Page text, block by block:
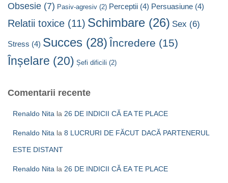
Obsesie (7) Pasiv-agresiv (2) Perceptii (4) Persuasiune (4)
Relatii toxice (11) Schimbare (26) Sex (6)
Stress (4) Succes (28) Încredere (15)
Înșelare (20) Șefi dificili (2)
Comentarii recente
Renaldo Nita la 26 DE INDICII CĂ EA TE PLACE
Renaldo Nita la 8 LUCRURI DE FĂCUT DACĂ PARTENERUL
ESTE DISTANT
Renaldo Nita la 26 DE INDICII CĂ EA TE PLACE